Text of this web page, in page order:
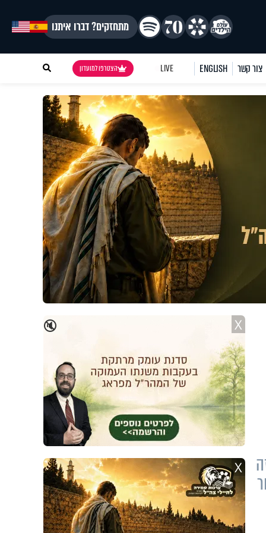
מתחזקים? דברו איתנו
צור קשר ENGLISH
LIVE הצטרפו למועדון
🔇 X
X